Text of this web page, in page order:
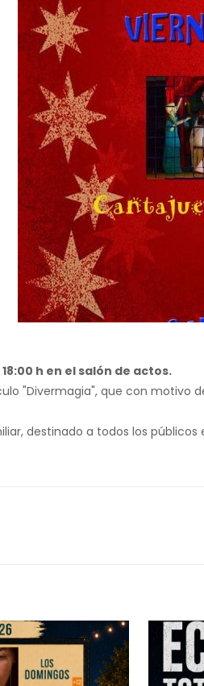
h en el salón de actos.
"Divermagia", que con motivo
destinado a todos los